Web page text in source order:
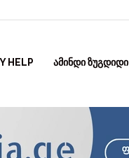
HELP ᲐᲛᲘᲜᲓᲘ ᲖᲣᲒᲓᲘᲓᲘ